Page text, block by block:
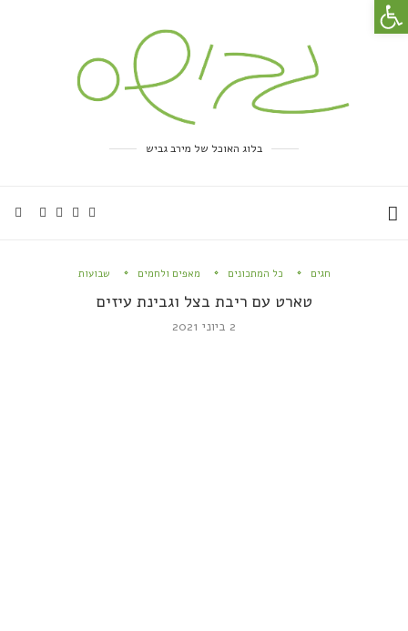
בלוג האוכל של מירב גביש
חגים כל המתכונים מאפים ולחמים שבועות
טארט עם ריבת בצל וגבינת עיזים
2 ביוני 2021